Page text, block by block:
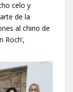
celo y
de la
al chino de
Roch’,